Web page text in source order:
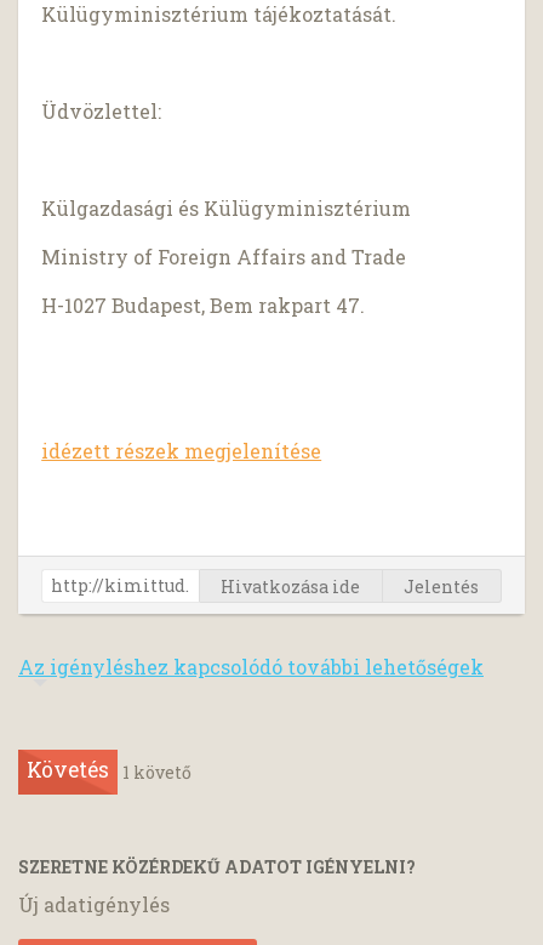
Külügyminisztérium tájékoztatását.
Üdvözlettel:
Külgazdasági és Külügyminisztérium
Ministry of Foreign Affairs and Trade
H-1027 Budapest, Bem rakpart 47.
idézett részek megjelenítése
Hivatkozása ide Jelentés
Az igényléshez kapcsolódó további lehetőségek
Követés 1 követő
SZERETNE KÖZÉRDEKŰ ADATOT IGÉNYELNI?
Új adatigénylés